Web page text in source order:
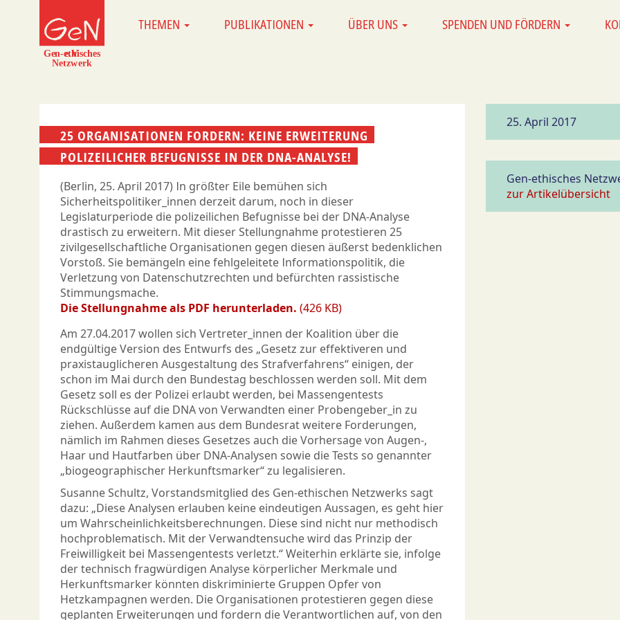
MAINTHEMEN PUBLIKATIONEN ÜBER UNS SPENDEN UND FÖRDERN
25 ORGANISATIONEN FORDERN: KEINE ERWEITERUNG
POLIZEILICHER BEFUGNISSE IN DER DNA-ANALYSE!
(Berlin, 25. April 2017) In größter Eile bemühen sich
Sicherheitspolitiker_innen derzeit darum, noch in dieser
Legislaturperiode die polizeilichen Befugnisse bei der DNA-Analyse
drastisch zu erweitern. Mit dieser Stellungnahme protestieren 25
zivilgesellschaftliche Organisationen gegen diesen äußerst bedenklichen
Vorstoß. Sie bemängeln eine fehlgeleitete Informationspolitik, die
Verletzung von Datenschutzrechten und befürchten rassistische
Stimmungsmache.
Die Stellungnahme als PDF herunterladen. (426 KB)
Am 27.04.2017 wollen sich Vertreter_innen der Koalition über die
endgültige Version des Entwurfs des „Gesetz zur effektiveren und
praxistauglicheren Ausgestaltung des Strafverfahrens“ einigen, der
schon im Mai durch den Bundestag beschlossen werden soll. Mit dem
Gesetz soll es der Polizei erlaubt werden, bei Massengentests
Rückschlüsse auf die DNA von Verwandten einer Probengeber_in zu
ziehen. Außerdem kamen aus dem Bundesrat weitere Forderungen,
nämlich im Rahmen dieses Gesetzes auch die Vorhersage von Augen-,
Haar und Hautfarben über DNA-Analysen sowie die Tests so genannter
„biogeographischer Herkunftsmarker“ zu legalisieren.
Susanne Schultz, Vorstandsmitglied des Gen-ethischen Netzwerks sagt
dazu: „Diese Analysen erlauben keine eindeutigen Aussagen, es geht hier
um Wahrscheinlichkeitsberechnungen. Diese sind nicht nur methodisch
hochproblematisch. Mit der Verwandtensuche wird das Prinzip der
Freiwilligkeit bei Massengentests verletzt.“ Weiterhin erklärte sie, infolge
der technisch fragwürdigen Analyse körperlicher Merkmale und
Herkunftsmarker könnten diskriminierte Gruppen Opfer von
Hetzkampagnen werden. Die Organisationen protestieren gegen diese
geplanten Erweiterungen und fordern die Verantwortlichen auf, von den
25. April 2017
Gen-ethisches
zur Artikelübersicht